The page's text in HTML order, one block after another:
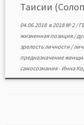
Таисии
04.06.2018в2018 № 2/
жизненная позиция/
зрелость личности /
предназначение
самосознания- Инна